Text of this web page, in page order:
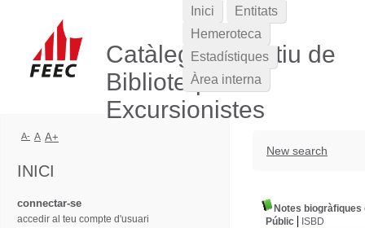
Catàleg Col·lectiu de
Biblioteques
Excursionistes
New search
Notes biogràfiques
Públic
ISBD
Inici
Entitats
Hemeroteca
Estadístiques
Àrea interna
A- A A+
INICI
connectar-se
accedir al teu compte d'usuari